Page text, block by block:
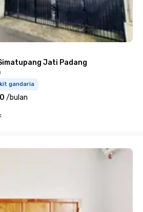
Jati Padang
gandaria
/bulan